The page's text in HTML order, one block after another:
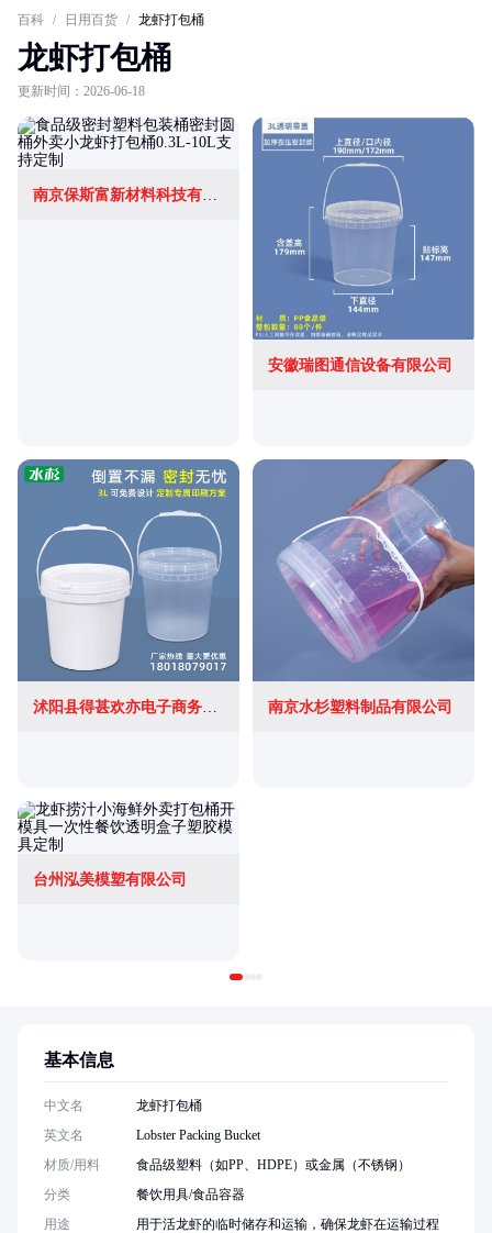
百科 / 日用百货 / 龙虾打包桶
龙虾打包桶
更新时间：2026-06-18
南京保斯富新材料科技有限公司
安徽瑞图通信设备有限公司
南京水杉塑料制品有限公司
台州泓美模塑有限公司
基本信息
中文名
龙虾打包桶
英文名
Lobster Packing Bucket
材质/用料
食品级塑料（如PP、HDPE）或金属（不锈钢）
分类
餐饮用具/食品容器
用途
用于活龙虾的临时储存和运输，确保龙虾在运输过程